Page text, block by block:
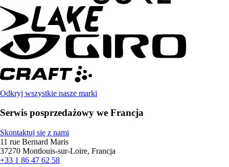
Odkryj wszystkie nasze marki
Serwis posprzedażowy we Francja
Skontaktuj się z nami
11 rue Bernard Maris
37270 Montlouis-sur-Loire, Francja
+33 1 86 47 62 58